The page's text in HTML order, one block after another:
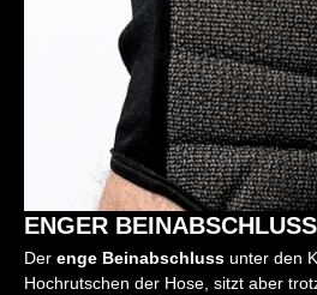
ENGER BEINABSCHLUSS
Der enge Beinabschluss unter den
Hochrutschen der Hose, sitzt aber